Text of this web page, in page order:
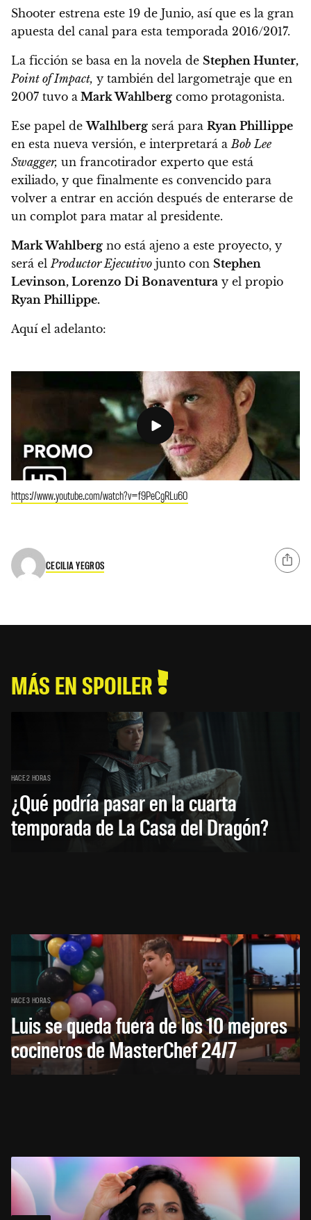
Shooter estrena este 19 de Junio, así que es la gran
apuesta del canal para esta temporada 2016/2017.
La ficción se basa en la novela de Stephen Hunter,
Point of Impact, y también del largometraje que en
2007 tuvo a Mark Wahlberg como protagonista.
Ese papel deWalhlberg será para Ryan Phillippe
en esta nueva versión, e interpretará a Bob Lee
Swagger, un francotirador experto que está
exiliado, y que finalmente es convencido para
volver a entrar en acción después de enterarse de
un complot para matar al presidente.
Mark Wahlberg no está ajeno a este proyecto, y
será el Productor Ejecutivo junto con Stephen
Levinson, Lorenzo Di Bonaventura y el propio
Ryan Phillippe.
Aquí el adelanto:
https://www.youtube.com/watch?v=f9PeCgRLu60
CECILIA YEGROS
MÁS EN SPOILER
HACE 2 HORAS
¿Qué podría pasar en la cuarta
temporada de La Casa del Dragón?
HACE 3 HORAS
Luis se queda fuera de los 10 mejores
cocineros de MasterChef 24/7